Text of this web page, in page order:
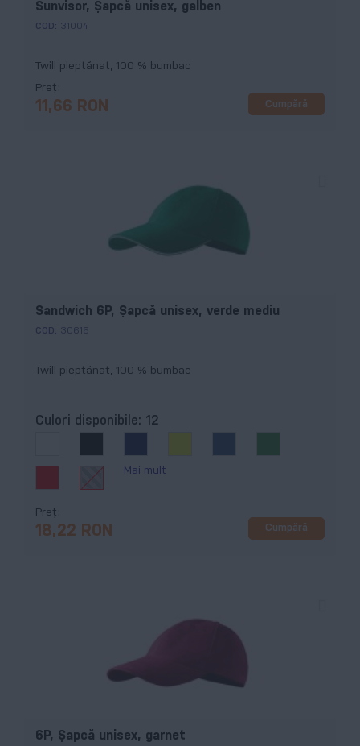
Sunvisor, Şapcă unisex, galben
COD: 31004
Twill pieptănat, 100 % bumbac
Preț
11,66 RON Cumpără
Sandwich 6P, Şapcă unisex, verde mediu
COD: 30616
Twill pieptănat, 100 % bumbac
Culori disponibile: 12
Mai mult
Preț
18,22 RON Cumpără
6P, Şapcă unisex, garnet